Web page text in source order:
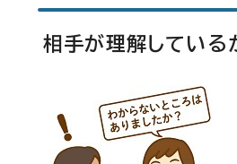
相手が理解している